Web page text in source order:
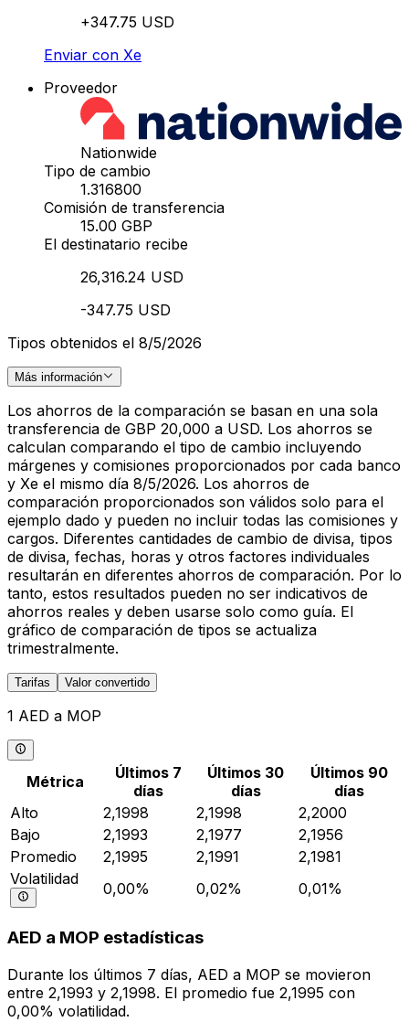
+347.75 USD
Enviar con Xe
Proveedor
Nationwide
Tipo de cambio
1.316800
Comisión de transferencia
15.00 GBP
El destinatario recibe
26,316.24 USD
-347.75 USD
Tipos obtenidos el 8/5/2026
Más información
Los ahorros de la comparación se basan en una sola
transferencia de GBP 20,000 a USD. Los ahorros se
calculan comparando el tipo de cambio incluyendo
márgenes y comisiones proporcionados por cada banco
y Xe el mismo día 8/5/2026. Los ahorros de
comparación proporcionados son válidos solo para el
ejemplo dado y pueden no incluir todas las comisiones y
cargos. Diferentes cantidades de cambio de divisa, tipos
de divisa, fechas, horas y otros factores individuales
resultarán en diferentes ahorros de comparación. Por lo
tanto, estos resultados pueden no ser indicativos de
ahorros reales y deben usarse solo como guía. El
gráfico de comparación de tipos se actualiza
trimestralmente.
Tarifas Valor convertido
1 AED a MOP
Métrica
Últimos 7
días
Últimos 30
días
Últimos 90
días
Alto
2,1998 2,1998
2,2000
Bajo
2,1993 2,1977
2,1956
Promedio
2,1995 2,1991
2,1981
Volatilidad
0,00% 0,02% 0,01%
AED a MOP estadísticas
Durante los últimos 7 días, AED a MOP se movieron
entre 2,1993 y 2,1998. El promedio fue 2,1995 con
0,00% volatilidad.